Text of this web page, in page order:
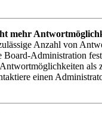
mehr
Anzahl von
Board-Administration
als
einen